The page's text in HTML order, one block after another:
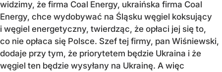
widzimy, że firma Coal Energy, ukraińska firma Coal
Energy, chce wydobywać na Śląsku węgiel koksujący
i węgiel energetyczny, twierdząc, że opłaci jej się to,
co nie opłaca się Polsce. Szef tej firmy, pan Wiśniewski,
dodaje przy tym, że priorytetem będzie Ukraina i że
węgiel ten będzie wysyłany na Ukrainę. A więc